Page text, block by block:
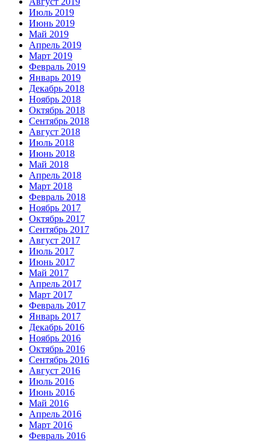
Июль 2019
Июнь 2019
Май 2019
Апрель 2019
Март 2019
Февраль 2019
Январь 2019
Декабрь 2018
Ноябрь 2018
Октябрь 2018
Сентябрь 2018
Август 2018
Июль 2018
Июнь 2018
Май 2018
Апрель 2018
Март 2018
Февраль 2018
Ноябрь 2017
Октябрь 2017
Сентябрь 2017
Август 2017
Июль 2017
Июнь 2017
Май 2017
Апрель 2017
Март 2017
Февраль 2017
Январь 2017
Декабрь 2016
Ноябрь 2016
Октябрь 2016
Сентябрь 2016
Август 2016
Июль 2016
Июнь 2016
Май 2016
Апрель 2016
Март 2016
Февраль 2016